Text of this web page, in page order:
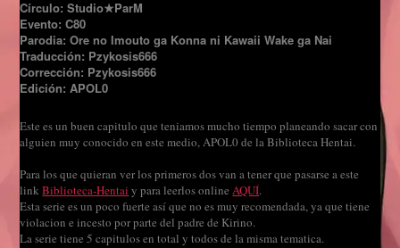
Círculo: Studio★ParM
Evento: C80
Parodia: Ore no Imouto ga Konna ni Kawaii Wake ga Nai
Traducción: Pzykosis666
Corrección: Pzykosis666
Edición: APOL0
Este es un buen capitulo que teniamos mucho tiempo planeando sacar con
alguien muy conocido en este medio, APOL0 de la Biblioteca Hentai.
Para los que quieran ver los primeros dos van a tener que pasarse a este
linkBiblioteca-Hentai y para leerlos onlineAQUÍ.
Esta serie es un poco fuerte así que no es muy recomendada, ya que tiene
violacion e incesto por parte del padre de Kirino.
La serie tiene 5 capitulos en total y todos de la misma tematica.